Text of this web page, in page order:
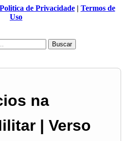
Politica de Privacidade| Termos de
Uso
Buscar
na
| Verso